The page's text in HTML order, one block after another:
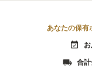
あなたの保
event_available
local_shipping 合